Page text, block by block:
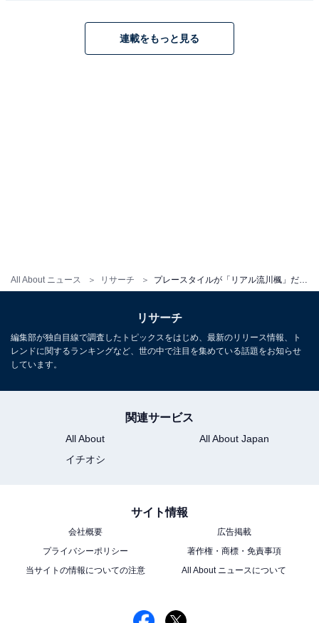
All About ニュース リサーチ
回答者からは、「スマートなプレースタイルが似てい
アニメや漫画のレビュー、エンタメトピックスなどを中
心に、オールジャンルで執筆中のライター。時々、店舗
取材などのリポート記事も担当。All AboutおよびAll
About ニュースでのライター歴は5年。
次ページ
連載をもっと見る
リサーチ
編集部が独自目線で調査したトピックスをはじめ、最新のリリース情報、ト
レンドに関するランキングなど、世の中で注目を集めている話題をお知らせ
しています。
関連サービス
All About
All About Japan
イチオシ
サイト情報
会社概要
広告掲載
プライバシーポリシー
著作権・商標・免責事項
当サイトの情報についての注意
All About ニュースについて